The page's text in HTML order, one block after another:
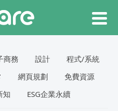
商務 設計
程式/系統
網頁規劃
免費資源
知 ESG企業永續